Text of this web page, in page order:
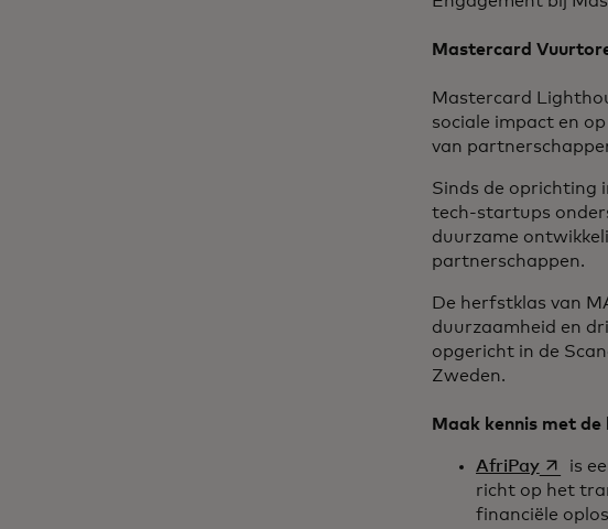
Mastercard
Mastercard
sociale impact en
van
Sinds de oprichting
tech-startups
duurzame
partnerschappen.
De herfstklas van
duurzaamheid en
opgericht in de
Zweden.
Maak kennis met
AfriPayopens
is
richt op het
financiële